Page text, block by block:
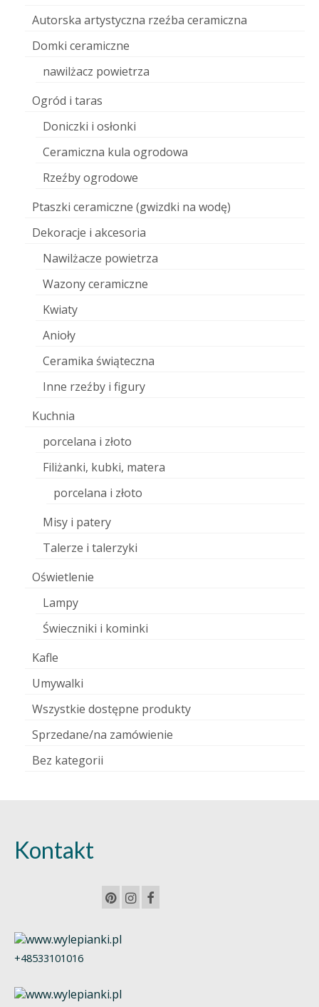
Autorska artystyczna rzeźba ceramiczna
Domki ceramiczne
nawilżacz powietrza
Ogród i taras
Doniczki i osłonki
Ceramiczna kula ogrodowa
Rzeźby ogrodowe
Ptaszki ceramiczne (gwizdki na wodę)
Dekoracje i akcesoria
Nawilżacze powietrza
Wazony ceramiczne
Kwiaty
Anioły
Ceramika świąteczna
Inne rzeźby i figury
Kuchnia
porcelana i złoto
Filiżanki, kubki, matera
porcelana i złoto
Misy i patery
Talerze i talerzyki
Oświetlenie
Lampy
Świeczniki i kominki
Kafle
Umywalki
Wszystkie dostępne produkty
Sprzedane/na zamówienie
Bez kategorii
Kontakt
+48533101016